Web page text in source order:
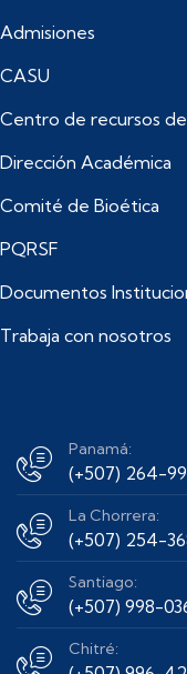
Admisiones
CASU
Centro de recursos de
Dirección Académica
Comité de Bioética
PQRSF
Documentos
Trabaja con nosotros
Panamá:
(+507) 264-
La Chorrera:
(+507) 254-
Santiago:
(+507) 998-
Chitré: